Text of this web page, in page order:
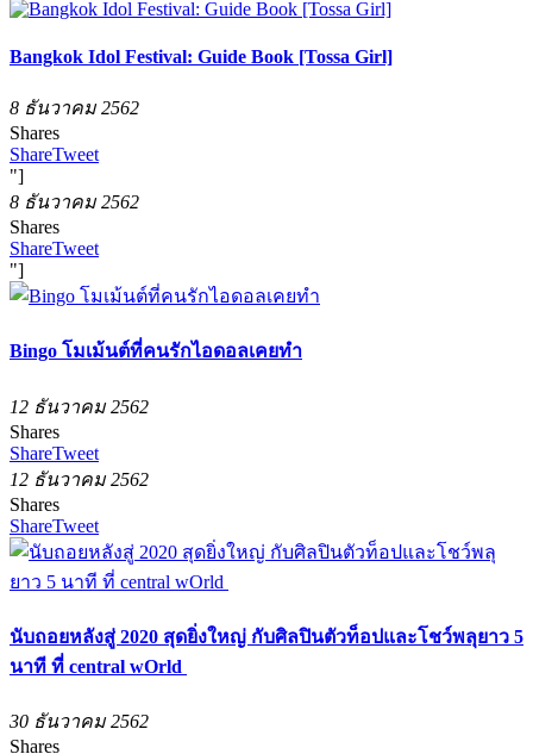
Bangkok Idol Festival: Guide Book [Tossa Girl]
8 ธันวาคม 2562
Shares
ShareTweet
"]
8 ธันวาคม 2562
Shares
ShareTweet
"]
Bingo โมเม้นต์ที่คนรักไอดอลเคยทำ
12 ธันวาคม 2562
Shares
ShareTweet
12 ธันวาคม 2562
Shares
ShareTweet
นับถอยหลังสู่ 2020 สุดยิ่งใหญ่ กับศิลปินตัวท็อปและโชว์พลุยาว 5
นาที ที่ central wOrld
30 ธันวาคม 2562
Shares